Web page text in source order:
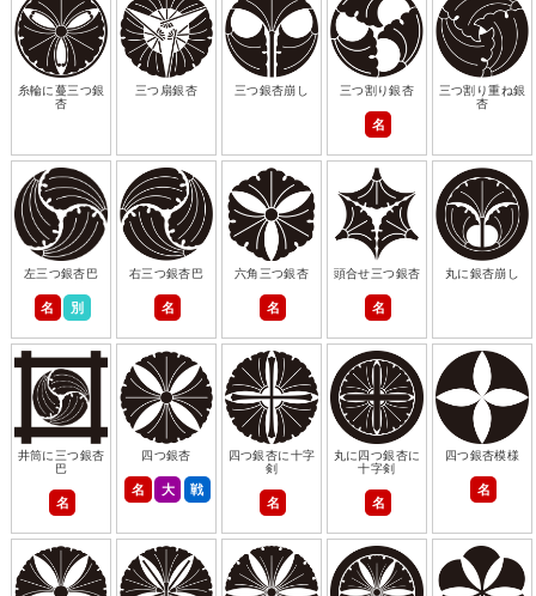
糸輪に蔓三つ銀
杏
三つ扇銀杏 三つ銀杏崩し 三つ割り銀杏
名
三つ割り重ね銀
杏
左三つ銀杏巴
名 別
右三つ銀杏巴
名
六角三つ銀杏
名
頭合せ三つ銀杏
名
丸に銀杏崩し
井筒に三つ銀杏
巴
名
四つ銀杏
名 大 戦
四つ銀杏に十字
剣
名
丸に四つ銀杏に
十字剣
名
四つ銀杏模様
名